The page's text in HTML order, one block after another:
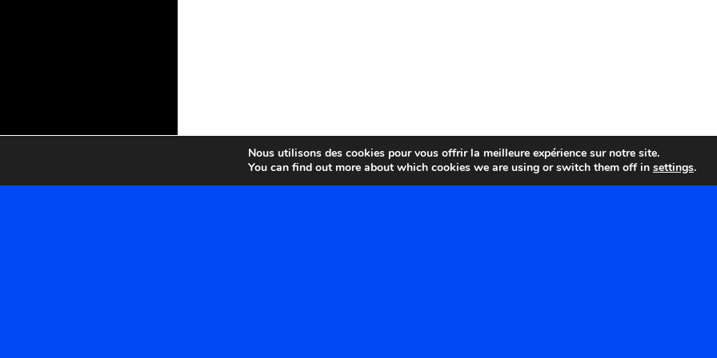
Nous utilisons des cookies pour vous offrir la meilleure expérience sur notre site.
You can find out more about which cookies we are using or switch them off in settings.